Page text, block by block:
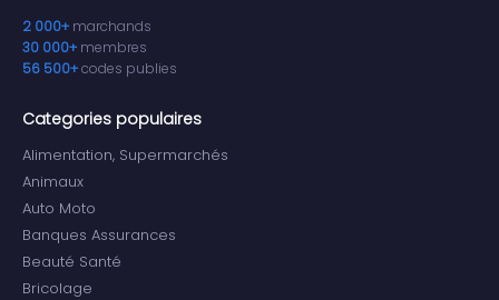
2 000+ marchands
30 000+ membres
56 500+codes publies
Categories populaires
Alimentation, Supermarchés
Animaux
Auto Moto
Banques Assurances
Beauté Santé
Bricolage